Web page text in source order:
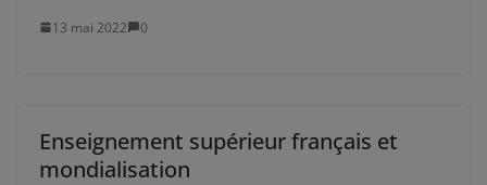
13 mai 2022 0
Enseignement supérieur français et
mondialisation